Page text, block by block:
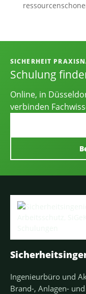
SICHERHEIT
Schulung
Online, in
verbinden
Ingenieurbüro und
Brand-, Anlagen-